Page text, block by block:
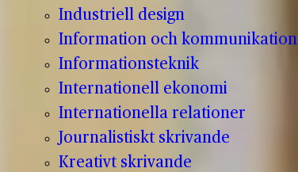
Industriell design
Information och kommunikation
Informationsteknik
Internationell ekonomi
Internationella relationer
Journalistiskt skrivande
Kreativt skrivande